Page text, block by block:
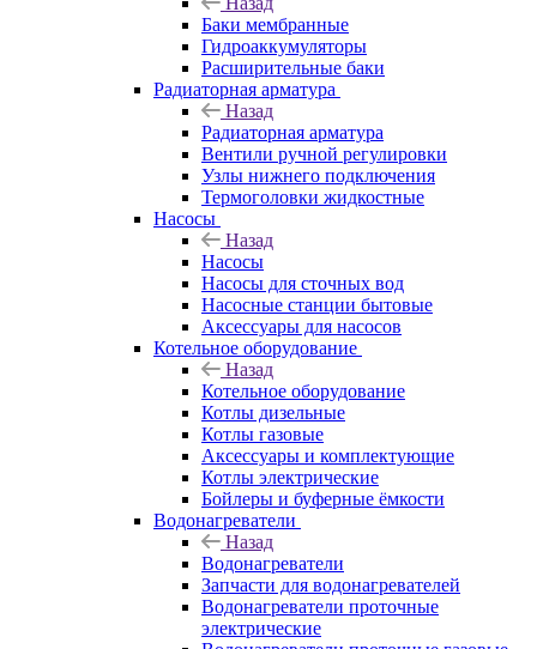
Баки мембранные
Гидроаккумуляторы
Расширительные баки
Радиаторная арматура
Назад
Радиаторная арматура
Вентили ручной регулировки
Узлы нижнего подключения
Термоголовки жидкостные
Насосы
Назад
Насосы
Насосы для сточных вод
Насосные станции бытовые
Аксессуары для насосов
Котельное оборудование
Назад
Котельное оборудование
Котлы дизельные
Котлы газовые
Аксессуары и комплектующие
Котлы электрические
Бойлеры и буферные ёмкости
Водонагреватели
Назад
Водонагреватели
Запчасти для водонагревателей
Водонагреватели проточные
электрические